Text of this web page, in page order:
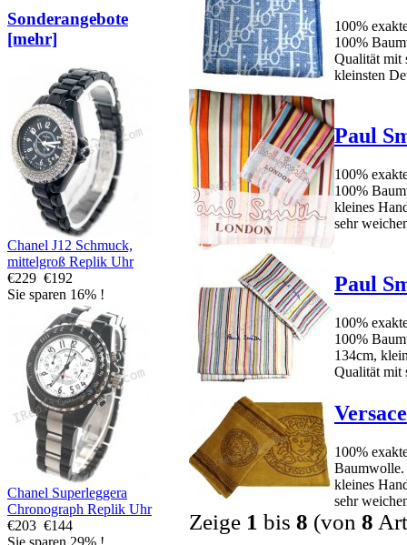
Sonderangebote
[mehr]
Chanel J12 Schmuck,
mittelgroß Replik Uhr
€229 €192
Sie sparen 16% !
Chanel Superleggera
Chronograph Replik Uhr
€203 €144
Sie sparen 29% !
100%
100%
Qualität mit
kleinsten
Paul
100%
100%
kleines
sehr
Paul
100%
100%
134cm,
Qualität mit
100%
Baumwolle.
kleines
sehr
Zeige 1 bis 8 (von 8